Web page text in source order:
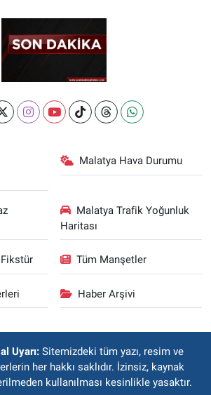
Malatya Hava Durumu
Malatya Trafik Yoğunluk
Haritası
Tüm Manşetler
Haber Arşivi
Uyarı: Sitemizdeki tüm yazı, resim ve
her hakkı saklıdır. İzinsiz, kaynak
kullanılması kesinlikle yasaktır.